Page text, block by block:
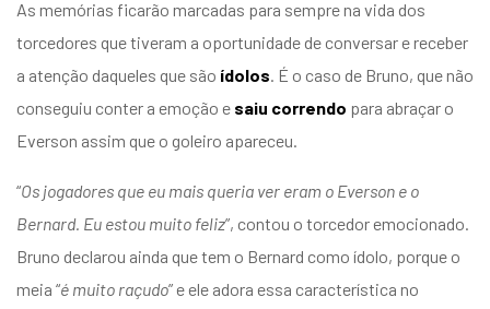
As memórias ficarão marcadas para sempre na vida dos
torcedores que tiveram a oportunidade de conversar e receber
a atenção daqueles que são ídolos. É o caso de Bruno, que não
conseguiu conter a emoção e saiu correndo para abraçar o
Everson assim que o goleiro apareceu.
“Os jogadores que eu mais queria ver eram o Everson e o
Bernard. Eu estou muito feliz”, contou o torcedor emocionado.
Bruno declarou ainda que tem o Bernard como ídolo, porque o
meia “é muito raçudo” e ele adora essa característica no